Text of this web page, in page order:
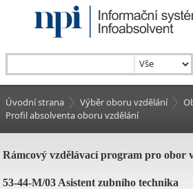
Úvodní strana Výběr oboru vzdělání
Profil absolventa oboru vzdělání
Rámcový vzdělávací program pro obor
53-44-M/03 Asistent zubního technika